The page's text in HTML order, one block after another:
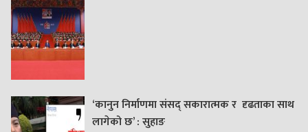
‘कानुन निर्माणमा संसद् सकारात्मक र दृढताका साथ
लागेको छ’ : सुहाङ